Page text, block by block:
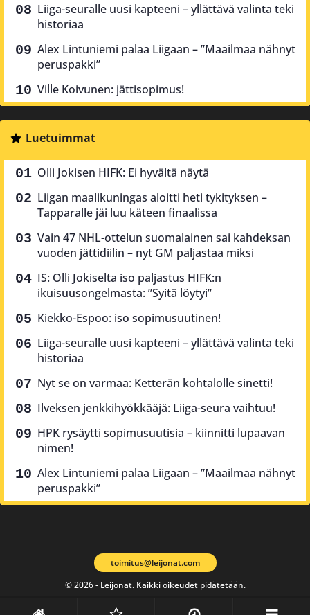
Liiga-seuralle uusi kapteeni – yllättävä valinta teki
historiaa
Alex Lintuniemi palaa Liigaan – ”Maailmaa nähnyt
peruspakki”
Ville Koivunen: jättisopimus!
Luetuimmat
Olli Jokisen HIFK: Ei hyvältä näytä
Liigan maalikuningas aloitti heti tykityksen –
Tapparalle jäi luu käteen finaalissa
Vain 47 NHL-ottelun suomalainen sai kahdeksan
vuoden jättidiilin – nyt GM paljastaa miksi
IS: Olli Jokiselta iso paljastus HIFK:n
ikuisuusongelmasta: ”Syitä löytyi”
Kiekko-Espoo: iso sopimusuutinen!
Liiga-seuralle uusi kapteeni – yllättävä valinta teki
historiaa
Nyt se on varmaa: Ketterän kohtalolle sinetti!
Ilveksen jenkkihyökkääjä: Liiga-seura vaihtuu!
HPK rysäytti sopimusuutisia – kiinnitti lupaavan
nimen!
Alex Lintuniemi palaa Liigaan – ”Maailmaa nähnyt
peruspakki”
© 2026 - Leijonat. Kaikki oikeudet pidätetään.
toimitus@leijonat.com